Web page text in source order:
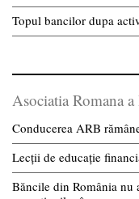
Topul bancilor dupa
Asociatia Romana
Conducerea ARB
Lecții de educație
Băncile din România nu